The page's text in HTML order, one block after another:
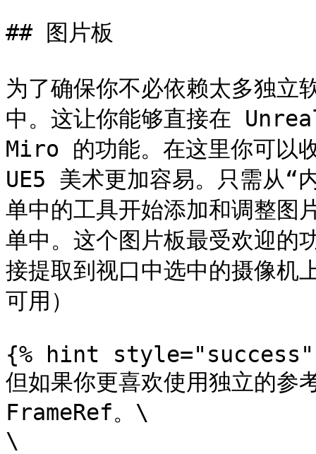
## 图片板
为了确保你不必依赖太多独立
中。这让你能够直接在
Miro 的功能。在这里你可以
UE5 美术更加容易。只需从“
单中的工具开始添加和调整图
单中。这个图片板最受欢迎的
接提取到视口中选中的摄像
可用）
{% hint style="success"
但如果你更喜欢使用独立的参
FrameRef。\
\